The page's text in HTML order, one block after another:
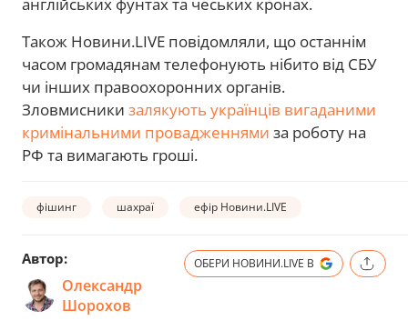
англійських фунтах та чеських кронах.
Також Новини.LIVE повідомляли, що останнім
часом громадянам телефонують нібито від СБУ
чи інших правоохоронних органів.
Зловмисники залякують українців вигаданими
кримінальними провадженнями за роботу на
РФ та вимагають гроші.
фішинг шахраї ефір Новини.LIVE
Автор:
Олександр
Шорохов
ОБЕРИ НОВИНИ.LIVE В